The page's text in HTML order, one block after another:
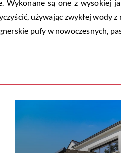
są one z wysokiej
używając zwykłej wody z
pufy w nowoczesnych,